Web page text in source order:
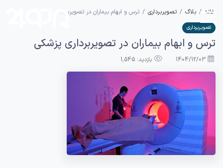
خانه بلاگ تصویربرداری ترس و ابهام بیماران در تصویربر...
تصویربرداری
ترس و ابهام بیماران در تصویربرداری پزشکی
بازدید: 1,545